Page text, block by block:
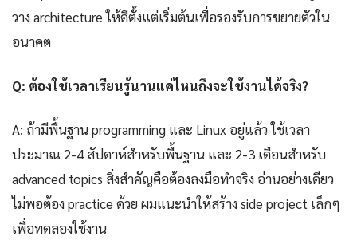
วาง architecture ให้ดีตั้งแต่เริ่มต้นเพื่อรองรับการขยายตัวใน
อนาคต
Q: ต้องใช้เวลาเรียนรู้นานแค่ไหนถึงจะใช้งานได้จริง?
A: ถ้ามีพื้นฐาน programming และ Linux อยู่แล้ว ใช้เวลา
ประมาณ 2-4 สัปดาห์สำหรับพื้นฐาน และ 2-3 เดือนสำหรับ
advanced topics สิ่งสำคัญคือต้องลงมือทำจริง อ่านอย่างเดียว
ไม่พอต้อง practice ด้วย ผมแนะนำให้สร้าง side project เล็กๆ
เพื่อทดลองใช้งาน